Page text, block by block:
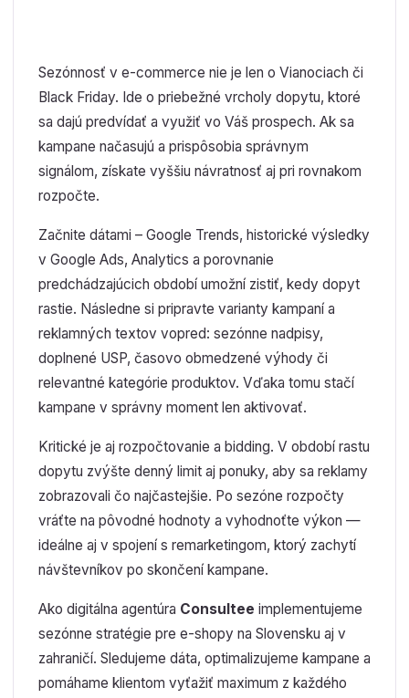
Sezónnosť v e-commerce nie je len o Vianociach či
Black Friday. Ide o priebežné vrcholy dopytu, ktoré
sa dajú predvídať a využiť vo Váš prospech. Ak sa
kampane načasujú a prispôsobia správnym
signálom, získate vyššiu návratnosť aj pri rovnakom
rozpočte.
Začnite dátami – Google Trends, historické výsledky
v Google Ads, Analytics a porovnanie
predchádzajúcich období umožní zistiť, kedy dopyt
rastie. Následne si pripravte varianty kampaní a
reklamných textov vopred: sezónne nadpisy,
doplnené USP, časovo obmedzené výhody či
relevantné kategórie produktov. Vďaka tomu stačí
kampane v správny moment len aktivovať.
Kritické je aj rozpočtovanie a bidding. V období rastu
dopytu zvýšte denný limit aj ponuky, aby sa reklamy
zobrazovali čo najčastejšie. Po sezóne rozpočty
vráťte na pôvodné hodnoty a vyhodnoťte výkon —
ideálne aj v spojení s remarketingom, ktorý zachytí
návštevníkov po skončení kampane.
Ako digitálna agentúra Consultee implementujeme
sezónne stratégie pre e-shopy na Slovensku aj v
zahraničí. Sledujeme dáta, optimalizujeme kampane a
pomáhame klientom vyťažiť maximum z každého